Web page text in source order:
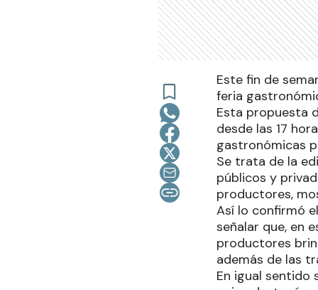
Este fin de
feria
Esta propuesta
desde las 17
gastronómicas
Se trata de la
públicos y
productores,
Así lo confirmó
señalar que, en
productores
además de las
En igual sentido